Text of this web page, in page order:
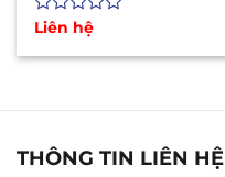
Điều
Được
hạng
Liên hệ
THÔNG TIN LIÊN HỆ